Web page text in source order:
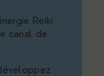
Reiki
canal de